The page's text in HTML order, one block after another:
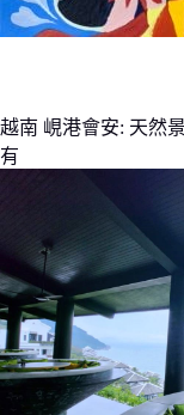
越南 峴港會安: 天然
有